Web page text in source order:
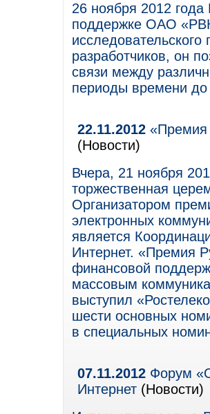
26 ноября 2012
поддержке ОАО
разработчиков, он
связи между
периоды времени до
22.11.2012 «Премия
(Новости)
Вчера, 21 ноября
торжественная
Организатором
электронных
является
Интернет. «Премия
финансовой
массовым
выступил
шести основных
в специальных
07.11.2012 Форум
Интернет (Новости)